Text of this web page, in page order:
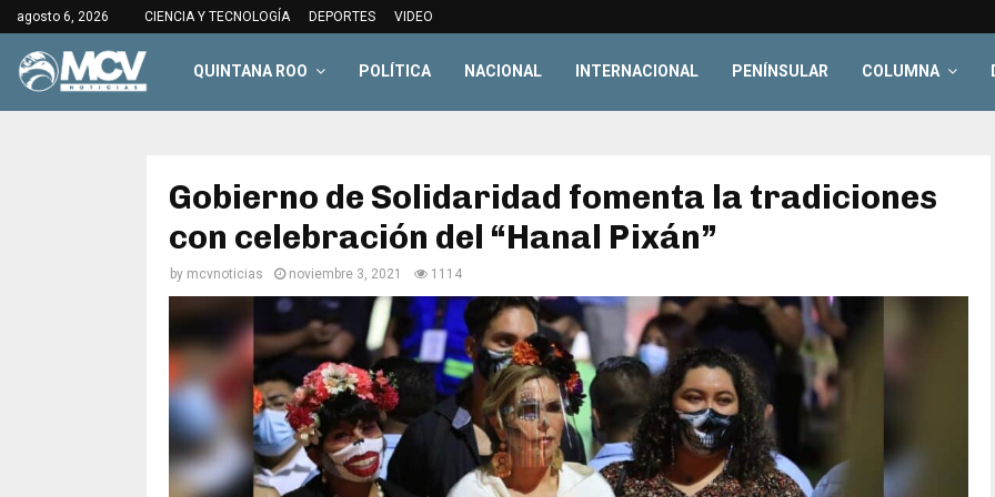
agosto 6, 2026 CIENCIA Y TECNOLOGÍA DEPORTES VIDEO
QUINTANA ROO POLÍTICA NACIONAL INTERNACIONAL PENÍNSULAR COLUMNA
Gobierno de Solidaridad fomenta la tradiciones
con celebración del “Hanal Pixán”
by mcvnoticias noviembre 3, 2021 1114